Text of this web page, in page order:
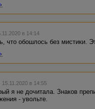
в 14:14
что обошлось без мистики.
в 14:55
я не дочитала. Знаков
- увольте.